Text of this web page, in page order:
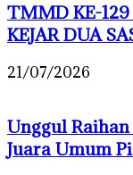
TMMD KE-
KEJAR DUA
21/07/2026
Unggul Raihan
Juara Umum